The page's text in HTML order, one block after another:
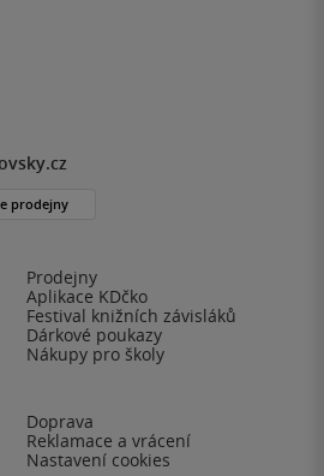
Prodejny
Aplikace KDčko
Festival knižních závisláků
Dárkové poukazy
Nákupy pro školy
Doprava
Reklamace a vrácení
Nastavení cookies
prodejny